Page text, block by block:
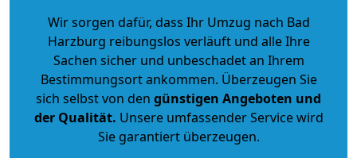
Wir sorgen dafür, dass Ihr Umzug nach Bad
Harzburg reibungslos verläuft und alle Ihre
Sachen sicher und unbeschadet an Ihrem
Bestimmungsort ankommen. Überzeugen Sie
sich selbst von den günstigen Angeboten und
der Qualität. Unsere umfassender Service wird
Sie garantiert überzeugen.